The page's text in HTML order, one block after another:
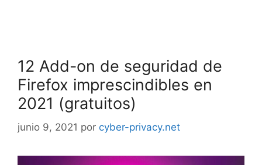
12 Add-on de seguridad de
Firefox imprescindibles en
2021 (gratuitos)
junio 9, 2021 por cyber-privacy.net